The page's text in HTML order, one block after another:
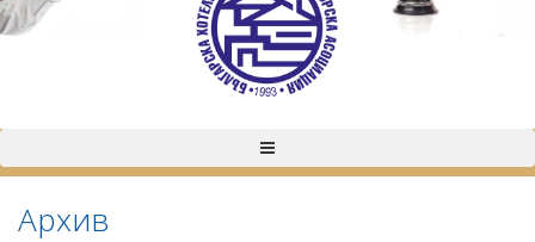
Архив